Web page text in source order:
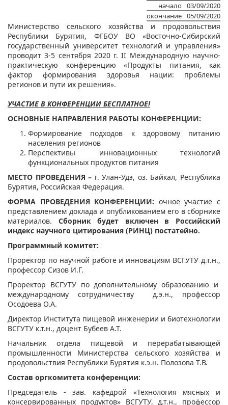
начало 03/09/2020
окончание 05/09/2020
​Министерство сельского хозяйства и продовольствия
Республики Бурятия, ФГБОУ ВО «Восточно-Сибирский
государственный университет технологий и управления»
проводит 3-5 сентября 2020 г. II Международную научно-
практическую конференцию «Продукты питания, как
фактор формирования здоровья нации: проблемы
регионов и пути их решения».
УЧАСТИЕ В КОНФЕРЕНЦИИ БЕСПЛАТНОЕ!
ОСНОВНЫЕ НАПРАВЛЕНИЯ РАБОТЫ КОНФЕРЕНЦИИ:
Формирование подходов к здоровому питанию
населения регионов
Перспективы инновационных технологий
функциональных продуктов питания
МЕСТО ПРОВЕДЕНИЯ – г. Улан-Удэ, оз. Байкал, Республика
Бурятия, Российская Федерация.
ФОРМА ПРОВЕДЕНИЯ КОНФЕРЕНЦИИ: очное участие с
представлением доклада и опубликованием его в сборнике
материалов. Сборник будет включен в Российский
индекс научного цитирования (РИНЦ) постатейно.
Программный комитет:
Проректор по научной работе и инновациям ВСГУТУ д.т.н.,
профессор Сизов И.Г.
Проректор ВСГУТУ по дополнительному образованию и
международному сотрудничеству д.э.н., профессор
Осодоева О.А.
Директор Института пищевой инженерии и биотехнологии
ВСГУТУ к.т.н., доцент Бубеев А.Т.
Начальник отдела пищевой и перерабатывающей
промышленности Министерства сельского хозяйства и
продовольствия Республики Бурятия к.э.н. Полозова Т.В.
Состав оргкомитета конференции:
Председатель - зав. кафедрой «Технология мясных и
консервированных продуктов» ВСГУТУ, д.т.н., профессор